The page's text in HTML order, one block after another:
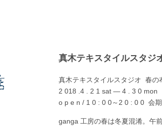
真木テキスタイルスタジ
真木テキスタイルスタジオ 春の
2 018 .4 . 2 1 sat ― 4 3 0 mon
o p e n / 1 0 : 0 0～2 0 : 0 0 会
ganga 工房の春は冬夏混淆。午